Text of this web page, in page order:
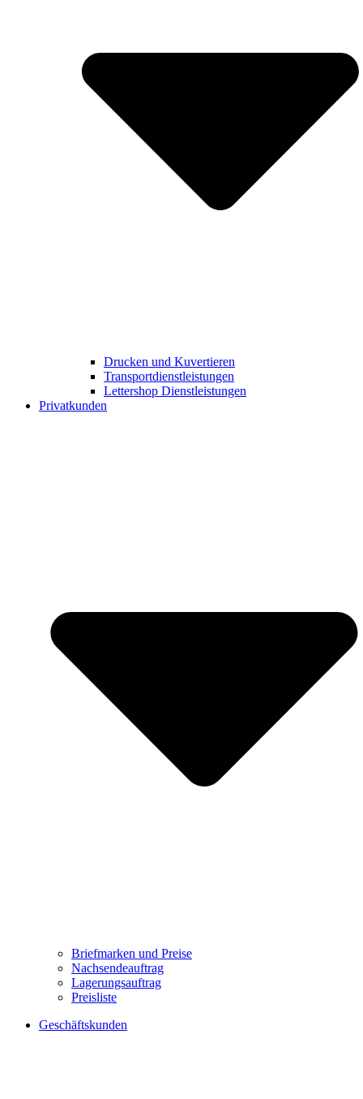
Drucken und Kuvertieren​
Transportdienstleistungen
Lettershop Dienstleistungen​
Privatkunden
Briefmarken und Preise
Nachsendeauftrag
Lagerungsauftrag
Preisliste
Geschäftskunden